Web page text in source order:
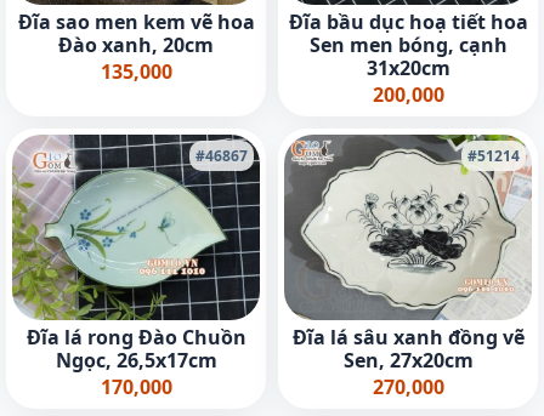
Đĩa sao men kem vẽ hoa
Đào xanh, 20cm
135,000
Đĩa bầu dục hoạ tiết hoa
Sen men bóng, cạnh
31x20cm
200,000
#46867
Đĩa lá rong Đào Chuồn
Ngọc, 26,5x17cm
170,000
#51214
Đĩa lá sâu xanh đồng vẽ
Sen, 27x20cm
270,000